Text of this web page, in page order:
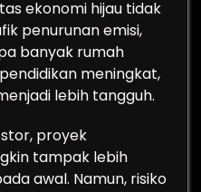
ekonomi hijau tidak
penurunan emisi,
banyak rumah
meningkat,
lebih tangguh.
proyek
tampak lebih
awal. Namun, risiko